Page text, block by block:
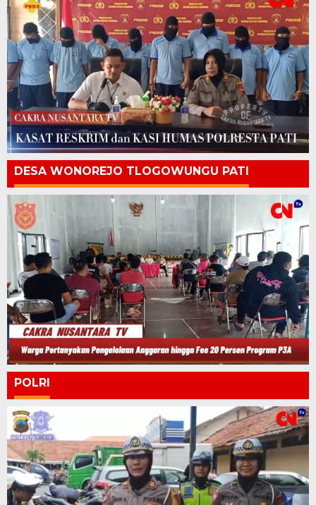
DESA WONOREJO TLOGOWUNGU PATI
POLRI